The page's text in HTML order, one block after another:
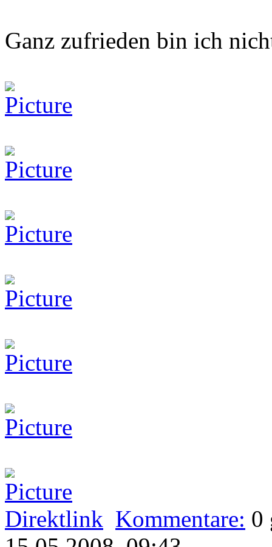
Ganz zufrieden bin ich
Direktlink Kommentare: 0